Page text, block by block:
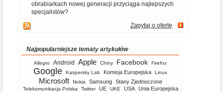
obrabiarkach nowej generacji przyciąga najlepszych
specjalistów?
Zapytaj o ofertę
Najpopularniejsze tematy artykułów
Allegro Android Apple Chiny Facebook Firefox
Google Kaspersky Lab Komisja Europejska Linux
Microsoft Nokia Samsung Stany Zjednoczone
Telekomunikacja Polska Twitter UE UKE USA Unia Europejska